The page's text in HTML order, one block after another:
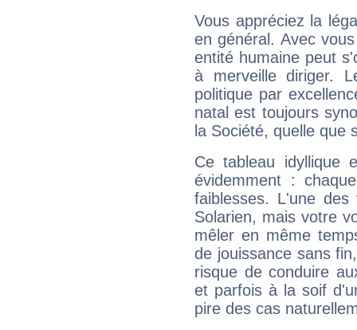
Vous appréciez la
en général. Avec
entité humaine peut
à merveille diriger.
politique par
natal est toujours
la Société, quelle que
Ce tableau idyllique
évidemment :
faiblesses. L'une
Solarien, mais votre
mêler en même
de jouissance sans
risque de conduire
et parfois à la soif
pire des cas